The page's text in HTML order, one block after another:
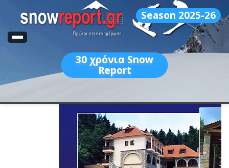
Season 2025-26
30 χρόνια Snow
Report